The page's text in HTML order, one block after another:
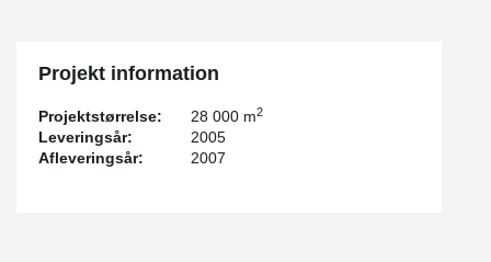
Projekt information
Projektstørrelse: 28 000 m2
Leveringsår:
2005
Afleveringsår:
2007